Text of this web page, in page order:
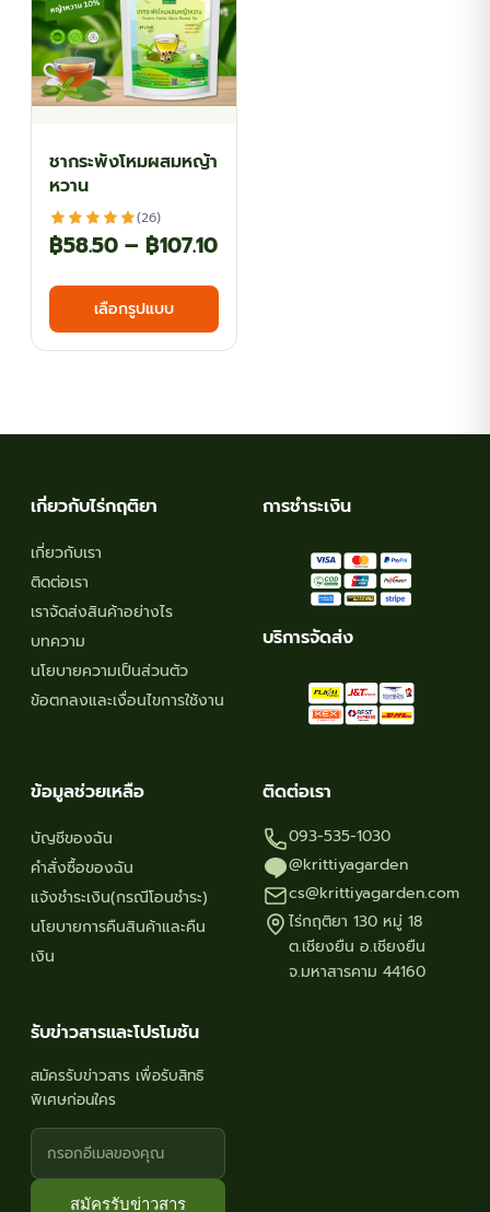
ชากระพังโหมผสมหญ้า
หวาน
(26)
฿58.50 – ฿107.10Price
range:
through
เลือกรูปแบบ
This
has
The
product
เกี่ยวกับไร่กฤติยา
เกี่ยวกับเรา
ติดต่อเรา
เราจัดส่งสินค้าอย่างไร
บทความ
นโยบายความเป็นส่วนตัว
ข้อตกลงและเงื่อนไขการใช้งาน
การชำระเงิน
บริการจัดส่ง
ข้อมูลช่วยเหลือ
บัญชีของฉัน
คำสั่งซื้อของฉัน
แจ้งชำระเงิน(กรณีโอนชำระ)
นโยบายการคืนสินค้าและคืน
เงิน
ติดต่อเรา
093-535-1030
@krittiyagarden
cs@krittiyagarden.com
ไร่กฤติยา 130 หมู่ 18
ต.เชียงยืน อ.เชียงยืน
จ.มหาสารคาม 44160
รับข่าวสารและโปรโมชัน
สมัครรับข่าวสาร เพื่อรับสิทธิ
พิเศษก่อนใคร
สมัครรับข่าวสาร